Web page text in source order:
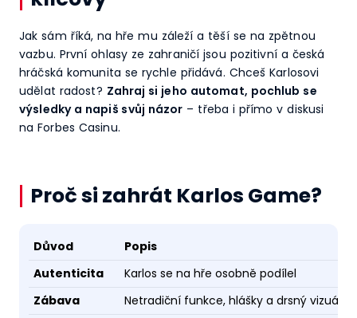
Jak sám říká, na hře mu záleží a těší se na zpětnou
vazbu. První ohlasy ze zahraničí jsou pozitivní a česká
hráčská komunita se rychle přidává. Chceš Karlosovi
udělat radost? Zahraj si jeho automat, pochlub se
výsledky a napiš svůj názor – třeba i přímo v diskusi
na Forbes Casinu.
Proč si zahrát Karlos Game?
Důvod
Popis
Autenticita
Karlos se na hře osobně podílel
Zábava
Netradiční funkce, hlášky a drsný vizuál